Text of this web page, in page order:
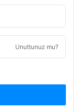
Unuttunuz mu?